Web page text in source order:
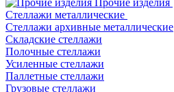
Прочие изделия
Стеллажи металлические
Cтеллажи архивные металлические
Складские стеллажи
Полочные стеллажи
Усиленные стеллажи
Паллетные стеллажи
Грузовые стеллажи